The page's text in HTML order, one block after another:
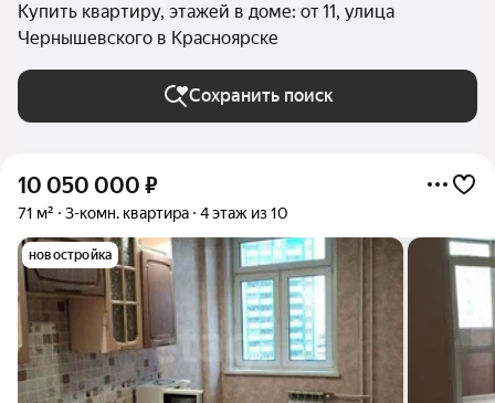
Купить квартиру, этажей в доме: от 11, улица
Чернышевского в Красноярске
Сохранить поиск
10 050 000 ₽
71 м² 3-комн. квартира 4 этаж из 10
новостройка